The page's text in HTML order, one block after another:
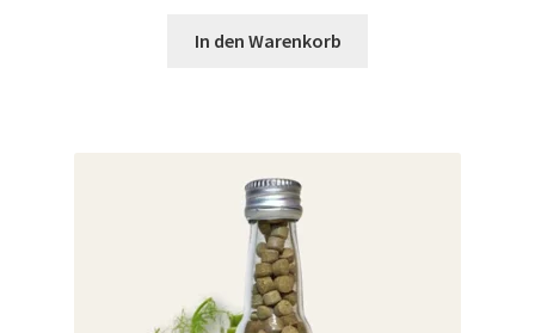
In den Warenkorb